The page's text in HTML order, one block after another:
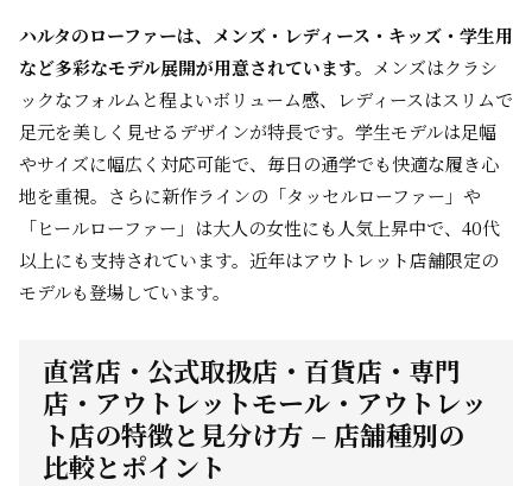
ハルタのローファーは、メンズ・レディース・キッズ・学生用
など多彩なモデル展開が用意されています。
メンズはクラシ
ックなフォルムと程よいボリューム感、レディースはスリムで
足元を美しく見せるデザインが特長です。学生モデルは足幅
やサイズに幅広く対応可能で、毎日の通学でも快適な履き心
地を重視。さらに新作ラインの「タッセルローファー」や
「ヒールローファー」は大人の女性にも人気上昇中で、40代
以上にも支持されています。近年はアウトレット店舗限定の
モデルも登場しています。
直営店・公式取扱店・百貨店・専門
店・アウトレットモール・アウトレッ
ト店の特徴と見分け方 – 店舗種別の
比較とポイント